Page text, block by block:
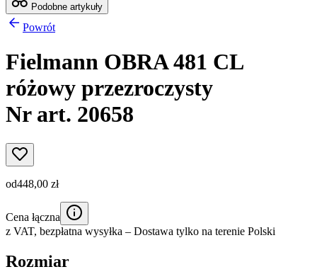
Podobne artykuły
Powrót
Fielmann OBRA 481 CL
różowy przezroczysty
Nr art. 20658
od448,00 zł
Cena łączna
z VAT, bezpłatna wysyłka – Dostawa tylko na terenie Polski
Rozmiar